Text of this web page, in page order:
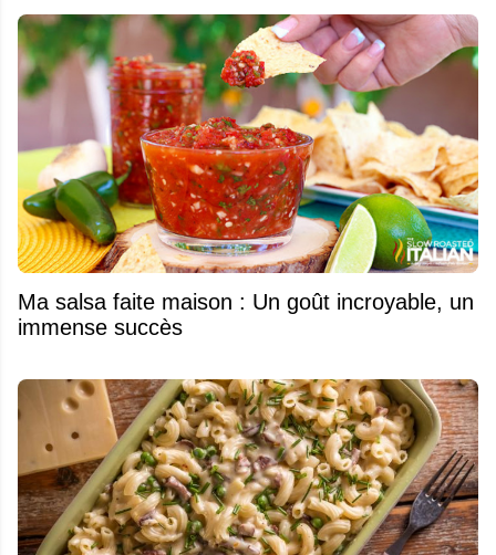
Ma salsa faite maison : Un goût incroyable, un
immense succès